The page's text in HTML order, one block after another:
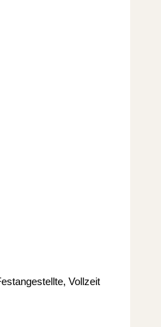
Vollzeit